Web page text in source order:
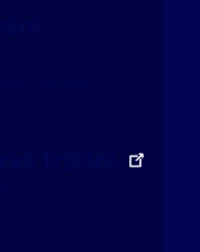
tržiště